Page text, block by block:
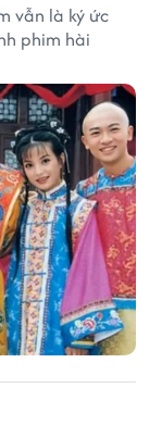
vẫn là ký ức
phim hài